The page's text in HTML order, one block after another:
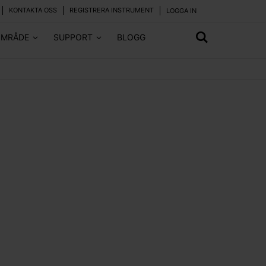
KONTAKTA OSS REGISTRERA INSTRUMENT LOGGA IN
SUPPORT BLOGG